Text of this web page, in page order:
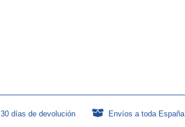
30 días de devolución Envíos a toda España